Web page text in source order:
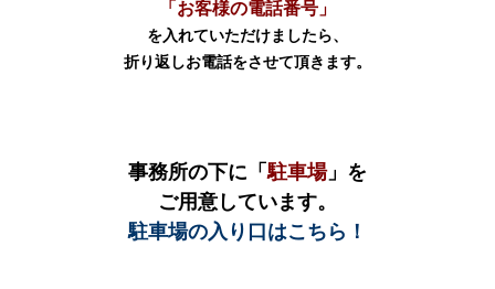
「お客様の電話番号」
を入れていただけましたら、
折り返しお電話をさせて頂きます。
事務所の下に「駐車場」を
ご用意しています。
駐車場の入り口はこちら！